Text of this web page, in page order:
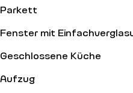
Parkett
Fenster mit
Geschlossene Küche
Aufzug